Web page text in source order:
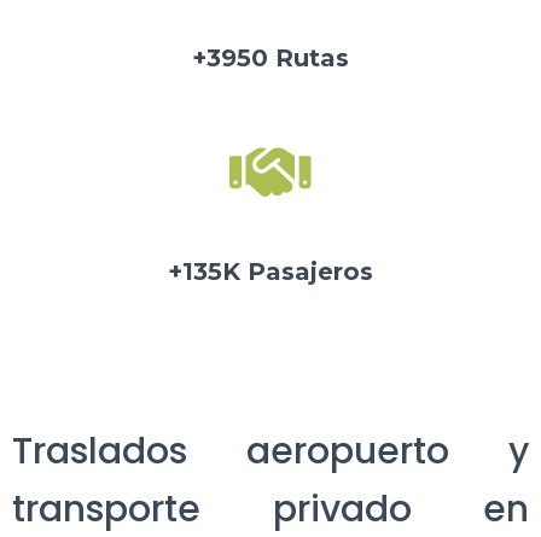
+3950 Rutas
+135K Pasajeros
Traslados aeropuerto y
transporte privado en